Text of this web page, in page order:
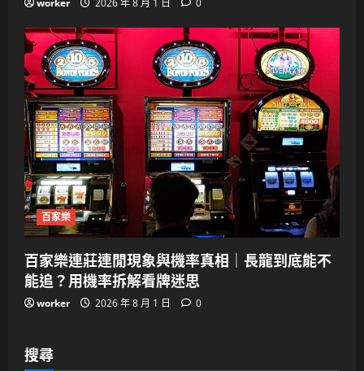
百家樂
百家樂連莊連閒現象與機率真相｜長龍到底能不
能追？用機率拆解看牌迷思
worker 2026 年 8 月 1 日 0
搜尋